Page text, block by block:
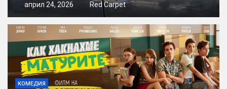
април 24, 2026 Red Carpet
КОМЕДИЯ